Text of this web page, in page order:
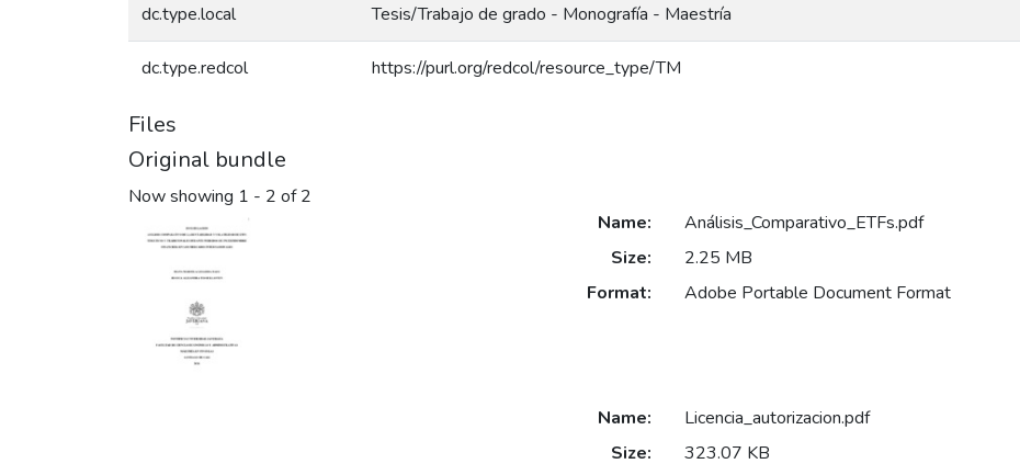
dc.type.local Tesis/Trabajo de grado - Monografía - Maestría
dc.type.redcol https://purl.org/redcol/resource_type/TM
Files
Original bundle
Now showing 1 - 2 of 2
Name:
Análisis_Comparativo_ETFs.pdf
Size:
2.25 MB
Format:
Adobe Portable Document Format
Name:
Licencia_autorizacion.pdf
Size:
323.07 KB